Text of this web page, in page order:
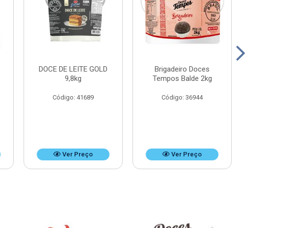
DOCE DE LEITE GOLD
9,8kg
Código: 41689
Ver Preço
Brigadeiro Doces
Tempos Balde 2kg
Código: 36944
Ver Preço